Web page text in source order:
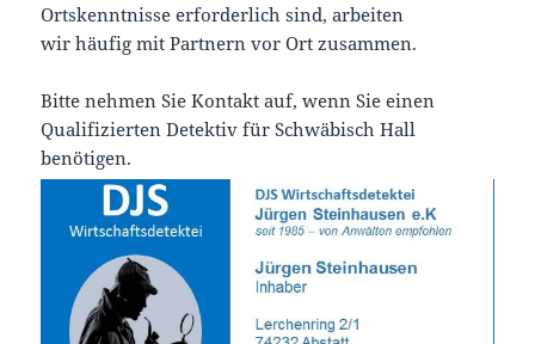
Ortskenntnisse erforderlich sind, arbeiten
wir häufig mit Partnern vor Ort zusammen.
Bitte nehmen Sie Kontakt auf, wenn Sie einen
Qualifizierten Detektiv für Schwäbisch Hall
benötigen.